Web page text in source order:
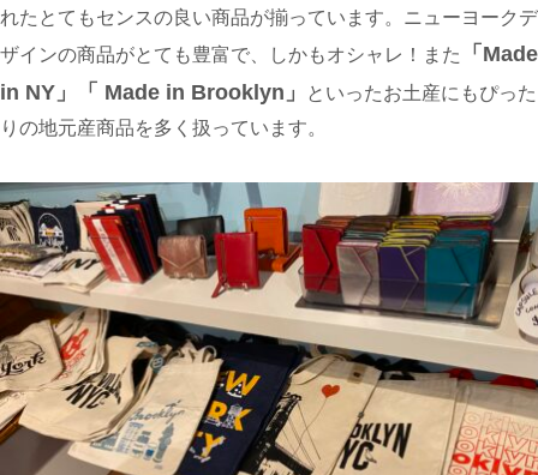
れたとてもセンスの良い商品が揃っています。ニューヨークデ
ザインの商品がとても豊富で、しかもオシャレ！また
「Made
in NY」「 Made in Brooklyn」
といったお土産にもぴった
りの地元産商品を多く扱っています。